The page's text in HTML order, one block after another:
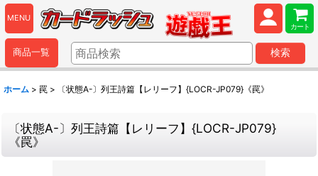
MENU
カート
商品一覧 検索
ホーム > 罠 > 〔状態A-〕列王詩篇【レリーフ】{LOCR-JP079}《罠》
〔状態A-〕列王詩篇【レリーフ】{LOCR-JP079}
《罠》